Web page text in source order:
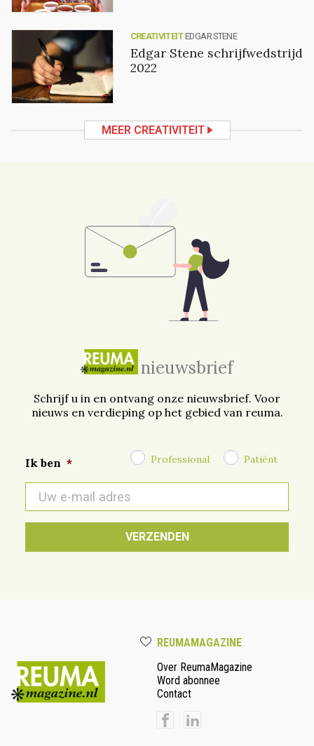
CREATIVITEIT EDGAR STENE
Edgar Stene schrijfwedstrijd
2022
MEER CREATIVITEIT
nieuwsbrief
Schrijf u in en ontvang onze nieuwsbrief. Voor
nieuws en verdieping op het gebied van reuma.
Ik ben * Professional Patiënt
mail
*
REUMAMAGAZINE
Over ReumaMagazine
Word abonnee
Contact